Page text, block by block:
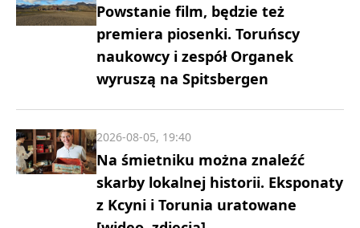
Powstanie film, będzie też
premiera piosenki. Toruńscy
naukowcy i zespół Organek
wyruszą na Spitsbergen
Na śmietniku można znaleźć
skarby lokalnej historii. Eksponaty
z Kcyni i Torunia uratowane
2026-08-05, 19:40